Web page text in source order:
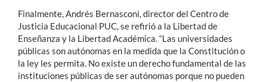
Finalmente, Andrés Bernasconi, director del Centro de
Justicia Educacional PUC, se refirió a la Libertad de
Enseñanza y la Libertad Académica. “Las universidades
públicas son autónomas en la medida que la Constitución o
la ley les permita. No existe un derecho fundamental de las
instituciones públicas de ser autónomas porque no pueden